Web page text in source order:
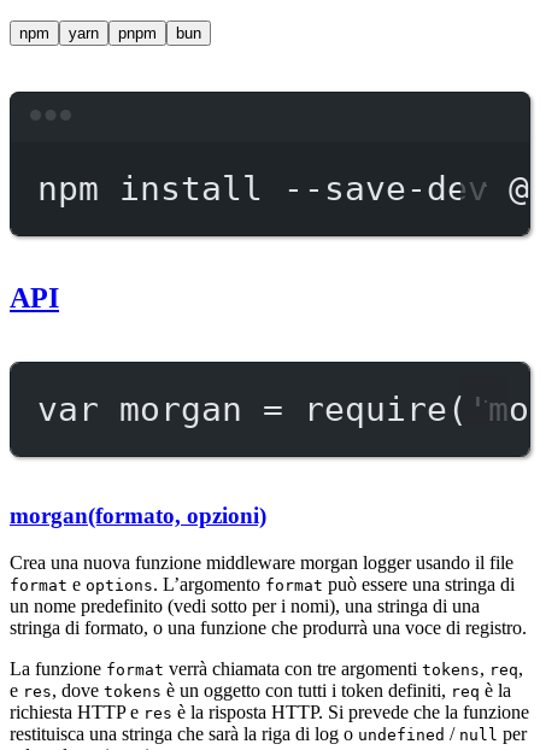
npm yarn pnpm bun
npm install --save-dev
API
var morgan = require(
morgan(formato, opzioni)
Crea una nuova funzione middleware morgan logger usando il file
format e options. L’argomento format può essere una stringa di
un nome predefinito (vedi sotto per i nomi), una stringa di una
stringa di formato, o una funzione che produrrà una voce di registro.
La funzione format verrà chiamata con tre argomenti tokens, req,
e res, dove tokens è un oggetto con tutti i token definiti, req è la
richiesta HTTP e res è la risposta HTTP. Si prevede che la funzione
restituisca una stringa che sarà la riga di log o undefined / null per